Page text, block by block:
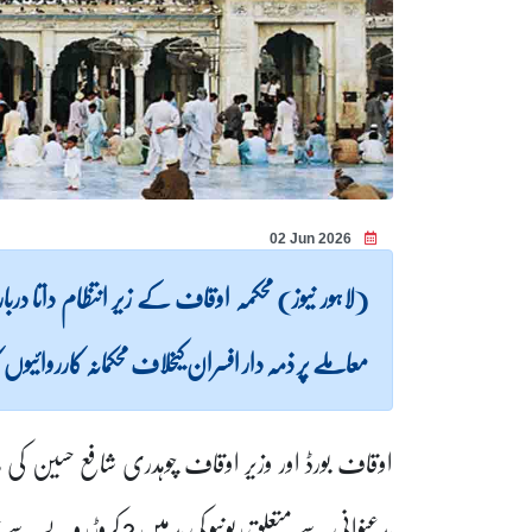
02 Jun 2026
(لاہور نیوز) محکمہ اوقاف کے زیر انتظام
معاملے پر ذمہ دار افسران کیخلاف محکمانہ